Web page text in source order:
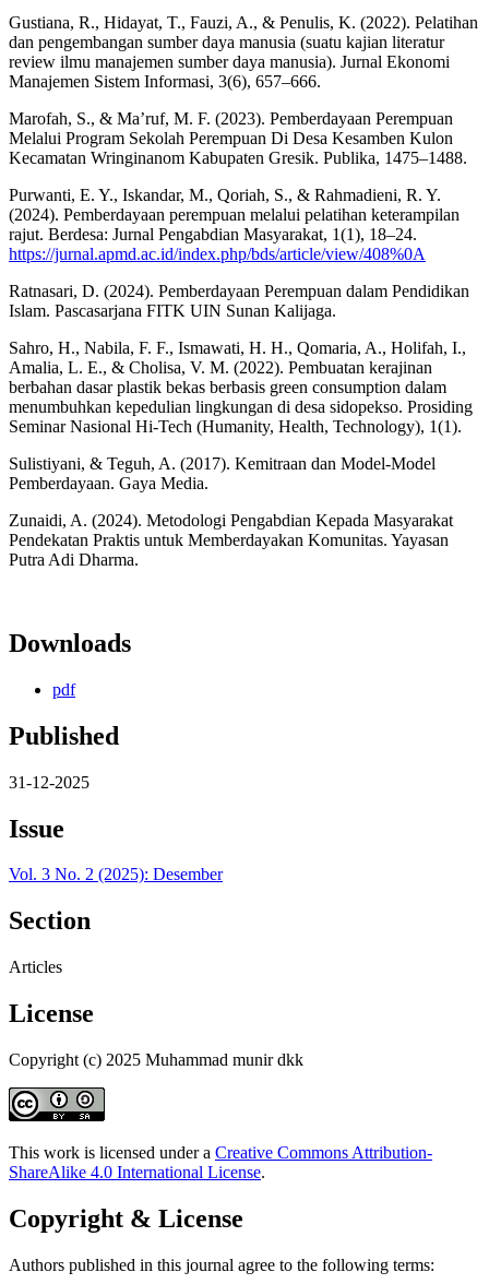
Gustiana, R., Hidayat, T., Fauzi, A., & Penulis, K. (2022). Pelatihan
dan pengembangan sumber daya manusia (suatu kajian literatur
review ilmu manajemen sumber daya manusia). Jurnal Ekonomi
Manajemen Sistem Informasi, 3(6), 657–666.
Marofah, S., & Ma’ruf, M. F. (2023). Pemberdayaan Perempuan
Melalui Program Sekolah Perempuan Di Desa Kesamben Kulon
Kecamatan Wringinanom Kabupaten Gresik. Publika, 1475–1488.
Purwanti, E. Y., Iskandar, M., Qoriah, S., & Rahmadieni, R. Y.
(2024). Pemberdayaan perempuan melalui pelatihan keterampilan
rajut. Berdesa: Jurnal Pengabdian Masyarakat, 1(1), 18–24.
https://jurnal.apmd.ac.id/index.php/bds/article/view/408%0A
Ratnasari, D. (2024). Pemberdayaan Perempuan dalam Pendidikan
Islam. Pascasarjana FITK UIN Sunan Kalijaga.
Sahro, H., Nabila, F. F., Ismawati, H. H., Qomaria, A., Holifah, I.,
Amalia, L. E., & Cholisa, V. M. (2022). Pembuatan kerajinan
berbahan dasar plastik bekas berbasis green consumption dalam
menumbuhkan kepedulian lingkungan di desa sidopekso. Prosiding
Seminar Nasional Hi-Tech (Humanity, Health, Technology), 1(1).
Sulistiyani, & Teguh, A. (2017). Kemitraan dan Model-Model
Pemberdayaan. Gaya Media.
Zunaidi, A. (2024). Metodologi Pengabdian Kepada Masyarakat
Pendekatan Praktis untuk Memberdayakan Komunitas. Yayasan
Putra Adi Dharma.
Downloads
pdf
Published
31-12-2025
Issue
Vol. 3 No. 2 (2025): Desember
Section
Articles
License
Copyright (c) 2025 Muhammad munir dkk
This work is licensed under a Creative Commons Attribution-
ShareAlike 4.0 International License.
Copyright & License
Authors published in this journal agree to the following terms: